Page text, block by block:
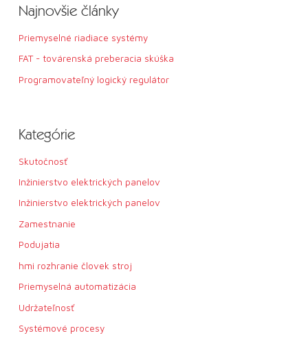
e
:
Najnovšie články
Priemyselné riadiace systémy
FAT - továrenská preberacia skúška
Programovateľný logický regulátor
Kategórie
Skutočnosť
Inžinierstvo elektrických panelov
Inžinierstvo elektrických panelov
Zamestnanie
Podujatia
hmi rozhranie človek stroj
Priemyselná automatizácia
Udržateľnosť
Systémové procesy